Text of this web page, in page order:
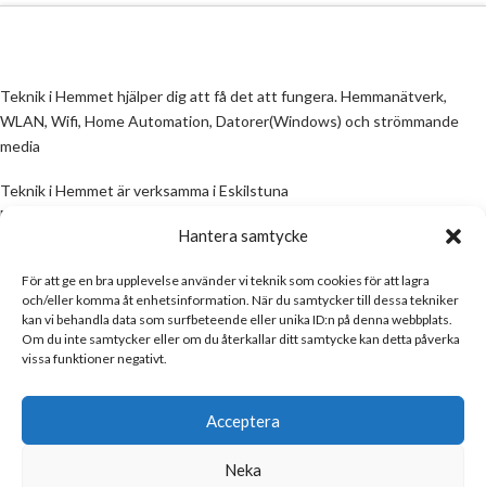
Hantera samtycke
För att ge en bra upplevelse använder vi teknik som cookies för att lagra
och/eller komma åt enhetsinformation. När du samtycker till dessa tekniker
kan vi behandla data som surfbeteende eller unika ID:n på denna webbplats.
Om du inte samtycker eller om du återkallar ditt samtycke kan detta påverka
vissa funktioner negativt.
Acceptera
Neka
Teknik i Hemmet hjälper dig att få det att fungera. Hemmanätverk,
WLAN, Wifi, Home Automation, Datorer(Windows) och strömmande
media
Teknik i Hemmet är verksamma i Eskilstuna
Email:
All information på denna sida skall ses som en guide, inte en manual. Om
information på sidan inte stämmer och/eller är felaktig, skicka gärna ett
mail